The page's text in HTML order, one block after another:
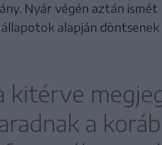
Nyár végén aztán ismét
alapján
kitérve
a